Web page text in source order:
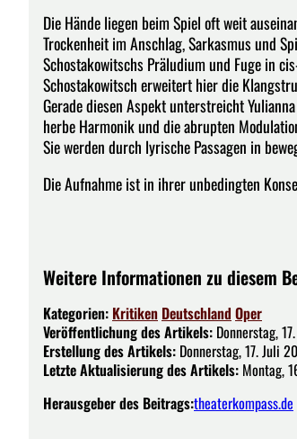
Die Hände liegen beim Spiel oft weit
Trockenheit im Anschlag, Sarkasmus und
Schostakowitschs Präludium und Fuge in
Schostakowitsch erweitert hier die
Gerade diesen Aspekt unterstreicht
herbe Harmonik und die abrupten
Sie werden durch lyrische Passagen in
Die Aufnahme ist in ihrer unbedingten
Weitere Informationen zu diesem
Kategorien: Kritiken Deutschland Oper
Veröffentlichung des Artikels: Donnerstag,
Erstellung des Artikels: Donnerstag, 17. Juli
Letzte Aktualisierung des Artikels: Montag,
Herausgeber des Beitrags:theaterkompass.de